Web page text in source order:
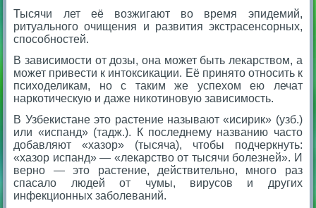
Тысячи лет её возжигают во время эпидемий,
ритуального очищения и развития экстрасенсорных,
способностей.
В зависимости от дозы, она может быть лекарством, а
может привести к интоксикации. Её принято относить к
психоделикам, но с таким же успехом ею лечат
наркотическую и даже никотиновую зависимость.
В Узбекистане это растение называют «исирик» (узб.)
или «испанд» (тадж.). К последнему названию часто
добавляют «хазор» (тысяча), чтобы подчеркнуть:
«хазор испанд» — «лекарство от тысячи болезней». И
верно — это растение, действительно, много раз
спасало людей от чумы, вирусов и других
инфекционных заболеваний.